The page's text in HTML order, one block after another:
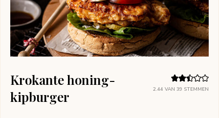
2.44 VAN 39 STEMMEN
Krokante honing-
kipburger